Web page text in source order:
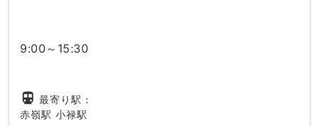
9:00～15:30
directions_subway 最寄り駅：
赤嶺駅 小禄駅